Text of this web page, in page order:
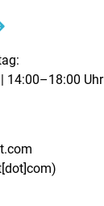
14:00–18:00 Uhr